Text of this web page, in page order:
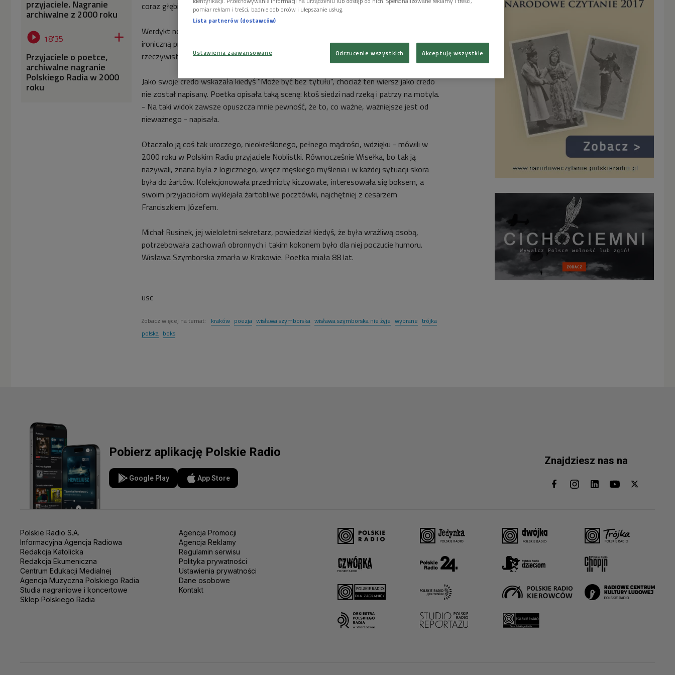
przyjaciele. Nagranie
archiwalne z 2000 roku
 18'35 
Przyjaciele o poetce,
archiwalne nagranie
Polskiego Radia w 2000
roku
coraz głębiej wnikające w człowieka warstwy.
Werdykt noblowski mówił w 1996 roku, że nagrodę otrzymała "za poezję, która z
ironiczną precyzją odsłania prawa biologii i działania historii we fragmentach ludzkiej
rzeczywistości".
Jako swoje credo wskazała kiedyś "Może być bez tytułu", chociaż ten wiersz jako credo
nie został napisany. Poetka opisała taką scenę: ktoś siedzi nad rzeką i patrzy na motyla.
- Na taki widok zawsze opuszcza mnie pewność, że to, co ważne, ważniejsze jest od
nieważnego - napisała.
Otaczało ją coś tak uroczego, nieokreślonego, pełnego mądrości, wdzięku - mówili w
2000 roku w Polskim Radiu przyjaciele Noblistki. Równocześnie Wisełka, bo tak ją
nazywali, znana była z logicznego, wręcz męskiego myślenia i w każdej sytuacji skora
była do żartów. Kolekcjonowała przedmioty kiczowate, interesowała się boksem, a
swoim przyjaciołom wyklejała żartobliwe pocztówki, najchętniej z cesarzem
Franciszkiem Józefem.
Michał Rusinek, jej wieloletni sekretarz, powiedział kiedyś, że była wrażliwą osobą,
potrzebowała zachowań obronnych i takim kokonem było dla niej poczucie humoru.
Wisława Szymborska zmarła w Krakowie. Poetka miała 88 lat.
usc
Zobacz więcej na temat: kraków poezja wisława szymborska wisława szymborska nie żyje wybrane trójka
polska boks
Pobierz aplikację Polskie Radio
Google Play App Store
Znajdziesz nas na
Polskie Radio S.A.
Informacyjna Agencja Radiowa
Redakcja Katolicka
Redakcja Ekumeniczna
Centrum Edukacji Medialnej
Agencja Muzyczna Polskiego Radia
Studia nagraniowe i koncertowe
Sklep Polskiego Radia
Agencja Promocji
Agencja Reklamy
Regulamin serwisu
Polityka prywatności
Ustawienia prywatności
Dane osobowe
Kontakt
pomiar reklam i treści, badnie odbiorców i ulepszanie usług.
Lista partnerów (dostawców)
Ustawienia zaawansowane Odrzucenie wszystkich Akceptuję wszystkie